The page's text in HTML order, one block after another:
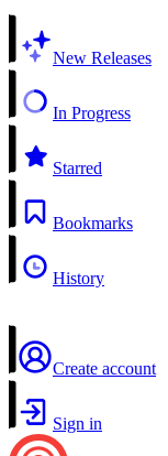
New Releases
In Progress
Starred
Bookmarks
History
Create account
Sign in